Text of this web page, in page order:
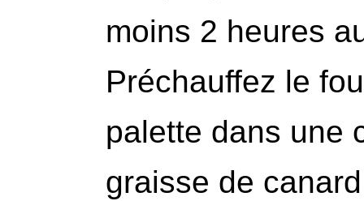
moins 2 heures
Préchauffez le
palette dans une
graisse de